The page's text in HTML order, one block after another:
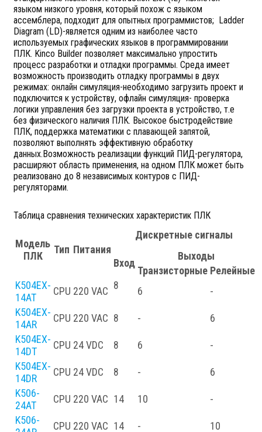
языком низкого уровня, который похож с языком
ассемблера, подходит для опытных программистов; Ladder
Diagram (LD)-является одним из наиболее часто
используемых графических языков в программировании
ПЛК. Kinco Builder позволяет максимально упростить
процесс разработки и отладки программы. Среда имеет
возможность производить отладку программы в двух
режимах: онлайн симуляция-необходимо загрузить проект и
подключится к устройству, офлайн симуляция- проверка
логики управления без загрузки проекта в устройство, т.е
без физического наличия ПЛК. Высокое быстродействие
ПЛК, поддержка математики с плавающей запятой,
позволяют выполнять эффективную обработку
данных.Возможность реализации функций ПИД-регулятора,
расширяют область применения, на одном ПЛК может быть
реализовано до 8 независимых контуров с ПИД-
регуляторами.
Таблица сравнения технических характеристик ПЛК
Модель
ПЛК
Тип Питания
Дискретные сигналы
Вход
Выходы
Транзисторные Релейные
K504EX-
14AT
CPU 220 VAC 8 6 -
K504EX-
14AR
CPU 220 VAC 8 - 6
K504EX-
14DT
CPU 24 VDC 8 6 -
K504EX-
14DR
CPU 24 VDC 8 - 6
K506-
24AT
CPU 220 VAC 14 10 -
K506-
CPU 220 VAC 14 - 10